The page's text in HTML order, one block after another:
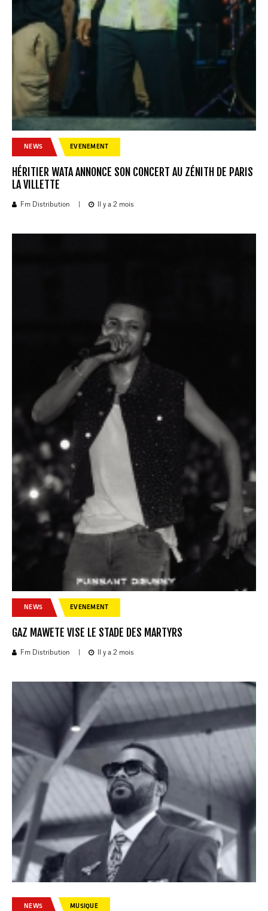
NEWS EVENEMENT
HÉRITIER WATA ANNONCE SON CONCERT AU ZÉNITH DE PARIS
LA VILLETTE
Fm Distribution Il y a 2 mois
NEWS EVENEMENT
GAZ MAWETE VISE LE STADE DES MARTYRS
Fm Distribution Il y a 2 mois
NEWS MUSIQUE